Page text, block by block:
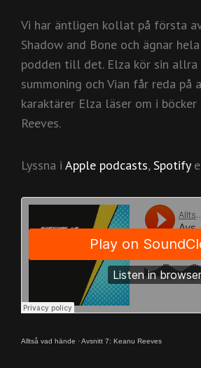
Vi har äntligen kollat på första
Shadow and Bone och ägnar
podden till det. Elza kör sin
summoning och Vian får reda på
karaktärer Elza läser om i böcker
Reeves.
Lyssna i Apple podcasts, Spotify
Alltså vad hände ·Avsnitt 7: Keanu Reeves